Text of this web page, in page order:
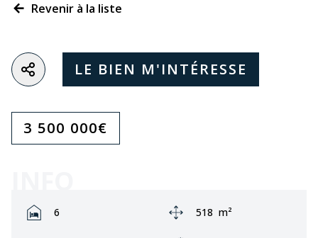
Revenir à la liste
LE BIEN M'INTÉRESSE
3 500 000€
Rooms:
6 Zone:
518 m²